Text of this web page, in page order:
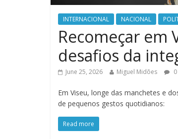
INTERNACIONAL NACIONAL
Recomeçar em
desafios da
June 25, 2026 Miguel Midões
Em Viseu, longe das manchetes e
de pequenos gestos quotidianos:
Read more